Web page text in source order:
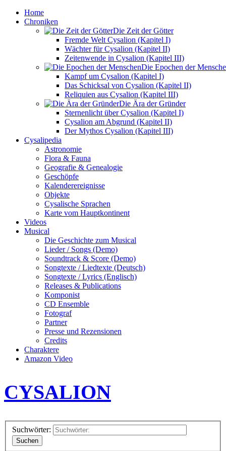
Home
Chroniken
Die Zeit der Götter
Fremde Welt Cysalion (Kapitel I)
Wächter für Cysalion (Kapitel II)
Zeitenwende in Cysalion (Kapitel III)
Die Epochen der
Kampf um Cysalion (Kapitel I)
Das Schicksal von Cysalion (Kapitel II)
Reliquien aus Cysalion (Kapitel III)
Die Ära der Gründer
Sternenlicht über Cysalion (Kapitel I)
Cysalion am Abgrund (Kapitel II)
Der Mythos Cysalion (Kapitel III)
Cysalipedia
Astronomie
Flora & Fauna
Geografie & Genealogie
Geschöpfe
Kalenderereignisse
Objekte
Cysalische Sprachen
Karte vom Hauptkontinent
Videos
Musical
Die Geschichte zum Musical
Lieder / Songs (Demo)
Soundtrack & Score (Demo)
Songtexte / Liedtexte (Deutsch)
Songtexte / Lyrics (Englisch)
Releases & Publications
Komponist
CD Ensemble
Fotograf
Partner
Presse und Rezensionen
Credits
Charaktere
Amazon Video
CYSALION
Suchwörter:
Suchen